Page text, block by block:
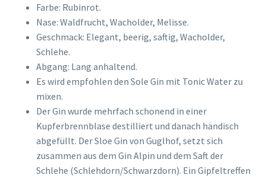
Farbe: Rubinrot.
Nase: Waldfrucht, Wacholder, Melisse.
Geschmack: Elegant, beerig, saftig, Wacholder,
Schlehe.
Abgang: Lang anhaltend.
Es wird empfohlen den Sole Gin mit Tonic Water zu
mixen.
Der Gin wurde mehrfach schonend in einer
Kupferbrennblase destilliert und danach händisch
abgefüllt. Der Sloe Gin von Guglhof, setzt sich
zusammen aus dem Gin Alpin und dem Saft der
Schlehe (Schlehdorn/Schwarzdorn). Ein Gipfeltreffen